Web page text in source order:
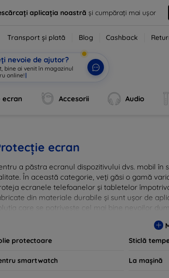
aplicația noastră și cumpărați mai ușor
Transport și plată Blog Cashback
nevoie de ajutor?
bine ai venit în magazinul
online!|
ecran Accesorii Audio
ecran
a păstra ecranul dispozitivului dvs. mobil
În această categorie, veți găsi o gamă
ecranele telefoanelor și tabletelor
din materiale durabile și sunt ușor de
care se potrivește cel mai bine nevoilor
protectoare Sticlă
smartwatch La mașină